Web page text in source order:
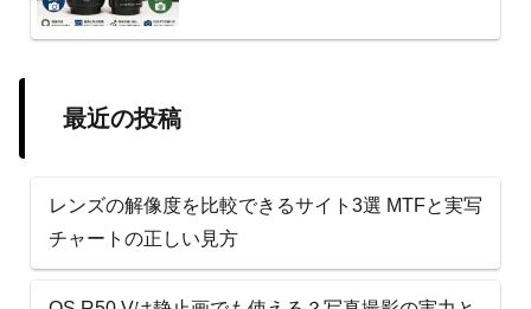
最近の投稿
レンズの解像度を比較できるサイト3選 MTFと実写
チャートの正しい見方